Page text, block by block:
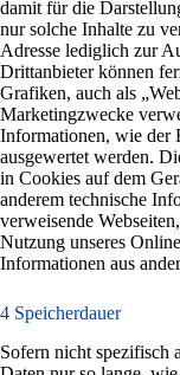
damit für die
nur solche Inhalte zu
Adresse lediglich zur
Drittanbieter können
Grafiken, auch als
Marketingzwecke
Informationen, wie der
ausgewertet werden.
in Cookies auf dem
anderem technische
verweisende
Nutzung unseres
Informationen aus
4 Speicherdauer
Sofern nicht spezifisch